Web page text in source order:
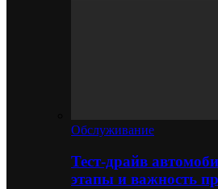
Обслуживание
Тест-драйв
этапы и важность